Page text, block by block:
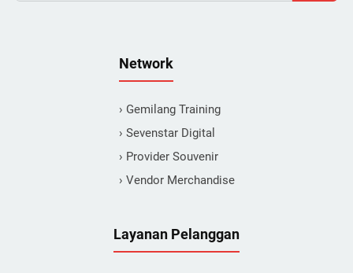
Network
› Gemilang Training
› Sevenstar Digital
› Provider Souvenir
› Vendor Merchandise
Layanan Pelanggan